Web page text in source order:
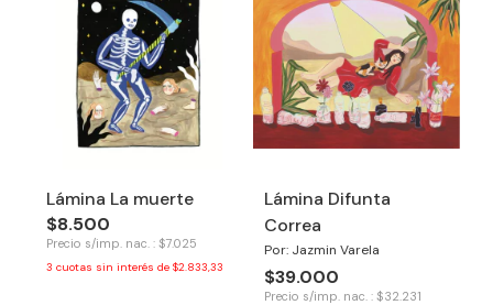
Lámina La muerte
$8.500
Precio s/imp. nac. : $7.025
3 cuotas sin interés de $2.833,33
Lámina Difunta
Correa
Por: Jazmin Varela
$39.000
Precio s/imp. nac. : $32.231